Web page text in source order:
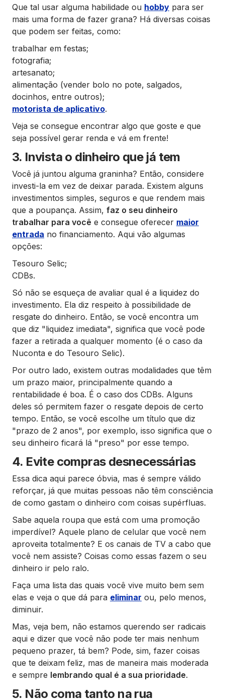
Que tal usar alguma habilidade ou hobby para ser
mais uma forma de fazer grana? Há diversas coisas
que podem ser feitas, como:
trabalhar em festas;
fotografia;
artesanato;
alimentação (vender bolo no pote, salgados,
docinhos, entre outros);
motorista de aplicativo.
Veja se consegue encontrar algo que goste e que
seja possível gerar renda e vá em frente!
3. Invista o dinheiro que já tem
Você já juntou alguma graninha? Então, considere
investi-la em vez de deixar parada. Existem alguns
investimentos simples, seguros e que rendem mais
que a poupança. Assim, faz o seu dinheiro
trabalhar para você e consegue oferecer maior
entrada no financiamento. Aqui vão algumas
opções:
Tesouro Selic;
CDBs.
Só não se esqueça de avaliar qual é a liquidez do
investimento. Ela diz respeito à possibilidade de
resgate do dinheiro. Então, se você encontra um
que diz "liquidez imediata", significa que você pode
fazer a retirada a qualquer momento (é o caso da
Nuconta e do Tesouro Selic).
Por outro lado, existem outras modalidades que têm
um prazo maior, principalmente quando a
rentabilidade é boa. É o caso dos CDBs. Alguns
deles só permitem fazer o resgate depois de certo
tempo. Então, se você escolhe um título que diz
"prazo de 2 anos", por exemplo, isso significa que o
seu dinheiro ficará lá "preso" por esse tempo.
4. Evite compras desnecessárias
Essa dica aqui parece óbvia, mas é sempre válido
reforçar, já que muitas pessoas não têm consciência
de como gastam o dinheiro com coisas supérfluas.
Sabe aquela roupa que está com uma promoção
imperdível? Aquele plano de celular que você nem
aproveita totalmente? E os canais de TV a cabo que
você nem assiste? Coisas como essas fazem o seu
dinheiro ir pelo ralo.
Faça uma lista das quais você vive muito bem sem
elas e veja o que dá para eliminar ou, pelo menos,
diminuir.
Mas, veja bem, não estamos querendo ser radicais
aqui e dizer que você não pode ter mais nenhum
pequeno prazer, tá bem? Pode, sim, fazer coisas
que te deixam feliz, mas de maneira mais moderada
e sempre lembrando qual é a sua prioridade.
5. Não coma tanto na rua